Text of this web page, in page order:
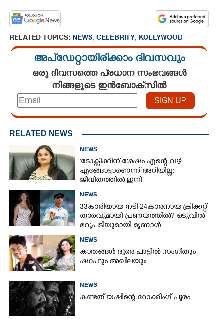
RELATED TOPICS: NEWS, CELEBRITY, KOLLYWOOD
അപ്ഡേറ്റായിരിക്കാം ദിവസവും
ഒരു ദിവസത്തെ പ്രധാന സംഭവങ്ങൾ
നിങ്ങളുടെ ഇൻബോക്സിൽ
RELATED NEWS
NEWS
'ടോക്സിക്കിന് ശേഷം എന്റെ വഴി
എങ്ങോട്ടാണെന്ന് അറിയില്ല;
ജീവിതത്തിൽ ഇനി
ഉള്ളിൽ ഉണ്ടായിരിക്കും'
NEWS
33കാരിയായ നടി 24കാരനായ ക്രിക്കറ്റ്
താരവുമായി പ്രണയത്തിൽ? ഒടുവിൽ
മറുപടിയുമായി മൃണാൾ
NEWS
കാതങ്ങൾ ദൂരെ പാട്ടിൽ സംഗീതും
ഷറഫും അഖിലയും
NEWS
കണ്ടത് യഷിന്റെ റോക്കിംഗ് പൂരം